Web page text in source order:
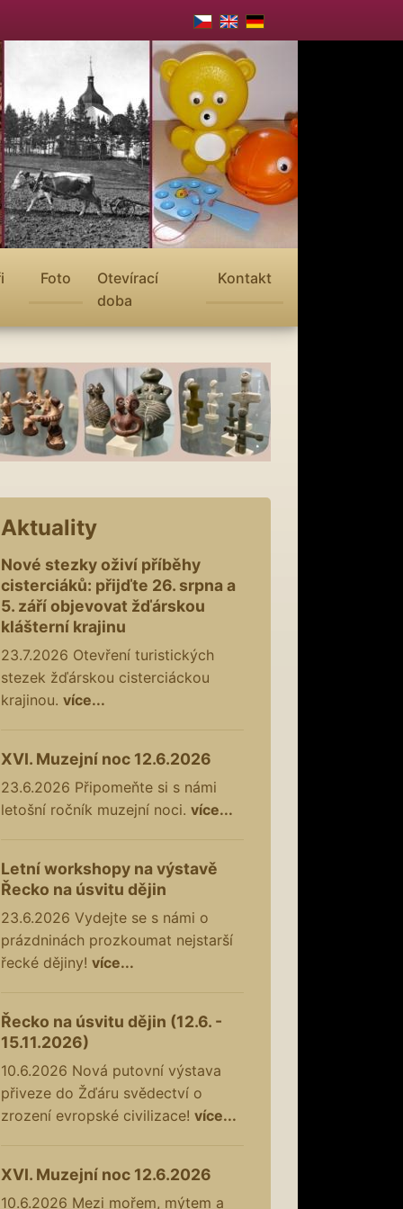
Foto
Otevírací
doba
Kontakt
Aktuality
Nové stezky oživí příběhy
cisterciáků: přijďte 26. srpna a
5. září objevovat žďárskou
klášterní krajinu
23.7.2026 Otevření turistických
stezek žďárskou cisterciáckou
krajinou. více...
XVI. Muzejní noc 12.6.2026
23.6.2026 Připomeňte si s námi
letošní ročník muzejní noci. více...
Letní workshopy na výstavě
Řecko na úsvitu dějin
23.6.2026 Vydejte se s námi o
prázdninách prozkoumat nejstarší
řecké dějiny! více...
Řecko na úsvitu dějin (12.6. -
15.11.2026)
10.6.2026 Nová putovní výstava
přiveze do Žďáru svědectví o
zrození evropské civilizace! více...
XVI. Muzejní noc 12.6.2026
10.6.2026 Mezi mořem, mýtem a